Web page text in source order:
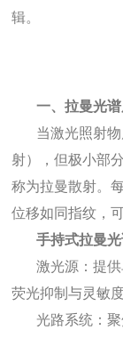
辑。
一、拉曼光
当激光照射
射），但极小部
称为拉曼散射。
位移如同指纹，
手持式拉曼
激光源：提
荧光抑制与灵敏度
光路系统：